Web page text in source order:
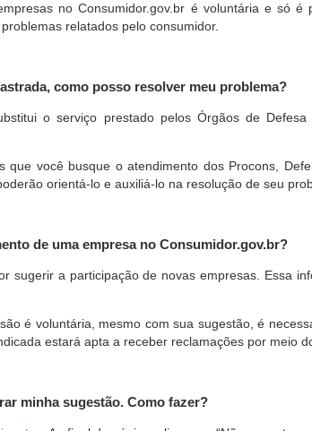
no Consumidor.gov.br é voluntária e só
relatados pelo consumidor.
como posso resolver meu problema?
o serviço prestado pelos Órgãos de
que você busque o atendimento dos Procons,
orientá-lo e auxiliá-lo na resolução de seu
de uma empresa no Consumidor.gov.br?
sugerir a participação de novas empresas. Essa
é voluntária, mesmo com sua sugestão, é
estará apta a receber reclamações por meio
minha sugestão. Como fazer?